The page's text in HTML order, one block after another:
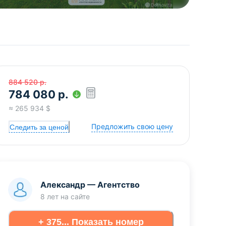
884 520 р.
784 080 р.
≈ 265 934 $
Следить за ценой Предложить свою цену
Александр — Агентство
8 лет на сайте
+ 375... Показать номер